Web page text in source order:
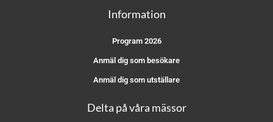
Information
Program 2026
Anmäl dig som besökare
Anmäl dig som utställare
Delta på våra mässor